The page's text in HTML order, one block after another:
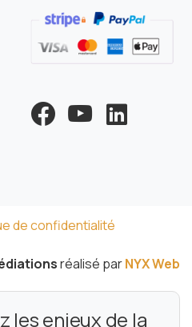
de confidentialité
réalisé parNYX Web
les enjeux de la